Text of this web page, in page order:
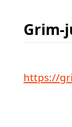
Grim-
https://